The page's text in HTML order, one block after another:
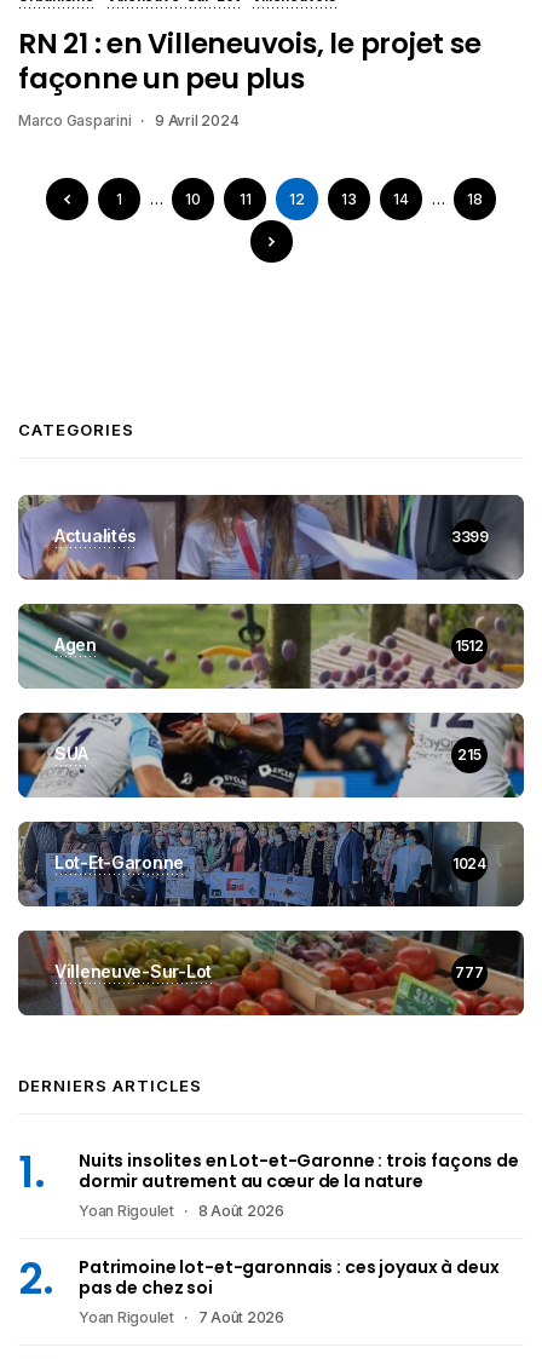
RN 21 : en Villeneuvois, le projet se
façonne un peu plus
Marco Gasparini 9 Avril 2024
1 … 10 11 12 13 14 … 18
CATEGORIES
Actualités 3399
Agen 1512
SUA 215
Lot-Et-Garonne 1024
Villeneuve-Sur-Lot 777
DERNIERS ARTICLES
Nuits insolites en Lot-et-Garonne : trois façons de
dormir autrement au cœur de la nature
Yoan Rigoulet 8 Août 2026
Patrimoine lot-et-garonnais : ces joyaux à deux
pas de chez soi
Yoan Rigoulet 7 Août 2026